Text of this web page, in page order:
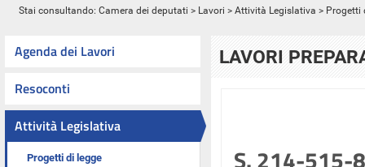
Stai consultando: Camera dei deputati > Lavori > Attività Legislativa > Progetti
Agenda dei Lavori
Resoconti
Attività Legislativa
Progetti di legge
LAVORI